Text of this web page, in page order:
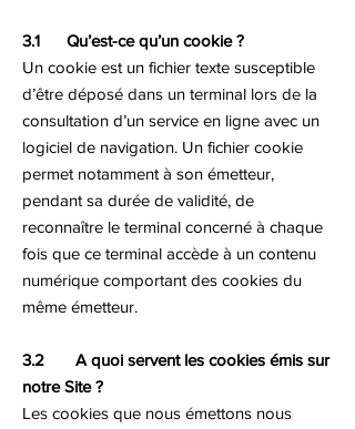
3.1 Qu’est-ce qu’un cookie ?
Un cookie est un fichier texte susceptible
d’être déposé dans un terminal lors de la
consultation d’un service en ligne avec un
logiciel de navigation. Un fichier cookie
permet notamment à son émetteur,
pendant sa durée de validité, de
reconnaître le terminal concerné à chaque
fois que ce terminal accède à un contenu
numérique comportant des cookies du
même émetteur.
3.2 A quoi servent les cookies émis sur
notre Site ?
Les cookies que nous émettons nous